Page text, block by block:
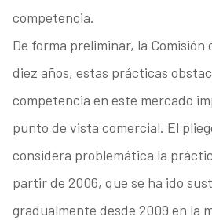
competencia.
De forma preliminar, la Comisión
diez años, estas prácticas
competencia en este mercado
punto de vista comercial. El
considera problemática la
partir de 2006, que se ha ido
gradualmente desde 2009 en la